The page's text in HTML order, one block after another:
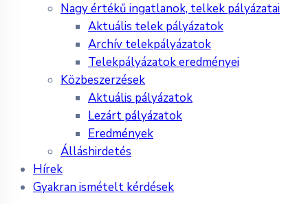
Nagy értékű ingatlanok, telkek pályázatai
Aktuális telek pályázatok
Archív telekpályázatok
Telekpályázatok eredményei
Közbeszerzések
Aktuális pályázatok
Lezárt pályázatok
Eredmények
Álláshirdetés
Hírek
Gyakran ismételt kérdések